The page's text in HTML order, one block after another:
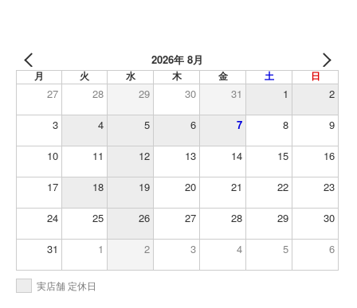
2026年 8月
月 火 水 木 金 土 日
27 28 29 30 31 1 2
3 4 5 6 7 8 9
10 11 12 13 14 15 16
17 18 19 20 21 22 23
24 25 26 27 28 29 30
31 1 2 3 4 5 6
実店舗 定休日